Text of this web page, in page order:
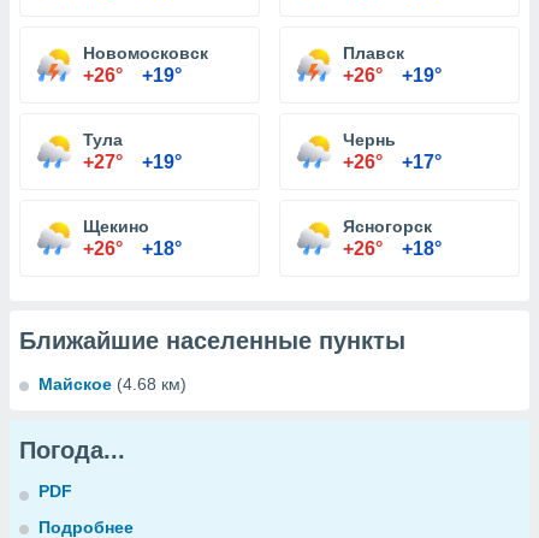
Новомосковск
+26° +19°
Плавск
+26° +19°
Тула
+27° +19°
Чернь
+26° +17°
Щекино
+26° +18°
Ясногорск
+26° +18°
Ближайшие населенные пункты
Майское (4.68 км)
Погода...
PDF
Подробнее